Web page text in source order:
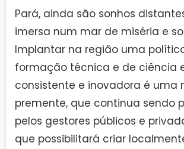
Pará, ainda são sonhos
imersa num mar de miséria e
Implantar na região uma
formação técnica e de ciência
consistente e inovadora é uma
premente, que continua sendo
pelos gestores públicos e
que possibilitará criar